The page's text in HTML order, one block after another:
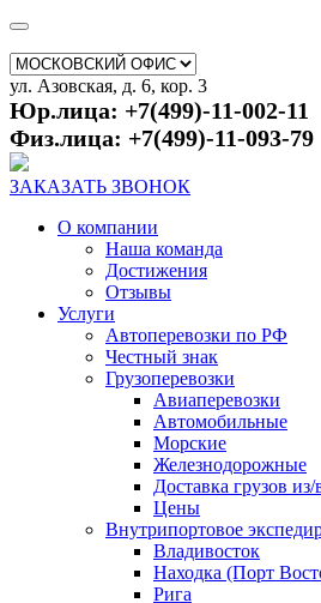
ул. Азовская, д. 6, кор. 3
Юр.лица: +7(499)-11-002-11
Физ.лица: +7(499)-11-093-79
ЗАКАЗАТЬ ЗВОНОК
О компании
Наша команда
Достижения
Отзывы
Услуги
Автоперевозки по РФ
Честный знак
Грузоперевозки
Авиаперевозки
Автомобильные
Морские
Железнодорожные
Доставка грузов
Цены
Внутрипортовое
Владивосток
Находка (Порт
Рига